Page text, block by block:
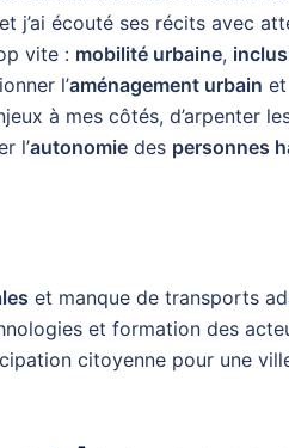
j’ai écouté ses récits avec
vite : mobilité urbaine,
l’aménagement urbain
à mes côtés, d’arpenter
l’autonomie des personnes
et manque de transports
et formation des
citoyenne pour une